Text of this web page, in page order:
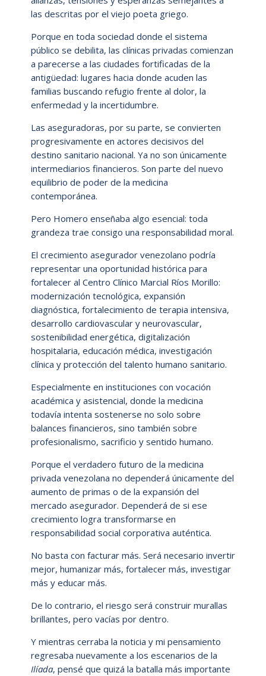
las descritas por el viejo poeta griego.
Porque en toda sociedad donde el sistema
público se debilita, las clínicas privadas comienzan
a parecerse a las ciudades fortificadas de la
antigüedad: lugares hacia donde acuden las
familias buscando refugio frente al dolor, la
enfermedad y la incertidumbre.
Las aseguradoras, por su parte, se convierten
progresivamente en actores decisivos del
destino sanitario nacional. Ya no son únicamente
intermediarios financieros. Son parte del nuevo
equilibrio de poder de la medicina
contemporánea.
Pero Homero enseñaba algo esencial: toda
grandeza trae consigo una responsabilidad moral.
El crecimiento asegurador venezolano podría
representar una oportunidad histórica para
fortalecer al Centro Clínico Marcial Ríos Morillo:
modernización tecnológica, expansión
diagnóstica, fortalecimiento de terapia intensiva,
desarrollo cardiovascular y neurovascular,
sostenibilidad energética, digitalización
hospitalaria, educación médica, investigación
clínica y protección del talento humano sanitario.
Especialmente en instituciones con vocación
académica y asistencial, donde la medicina
todavía intenta sostenerse no solo sobre
balances financieros, sino también sobre
profesionalismo, sacrificio y sentido humano.
Porque el verdadero futuro de la medicina
privada venezolana no dependerá únicamente del
aumento de primas o de la expansión del
mercado asegurador. Dependerá de si ese
crecimiento logra transformarse en
responsabilidad social corporativa auténtica.
No basta con facturar más. Será necesario invertir
mejor, humanizar más, fortalecer más, investigar
más y educar más.
De lo contrario, el riesgo será construir murallas
brillantes, pero vacías por dentro.
Y mientras cerraba la noticia y mi pensamiento
regresaba nuevamente a los escenarios de la
Ilíada, pensé que quizá la batalla más importante